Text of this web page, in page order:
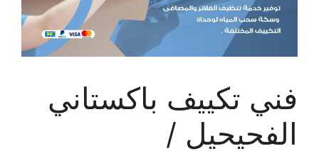
فني تكييف باكستاني
الفحيحيل /